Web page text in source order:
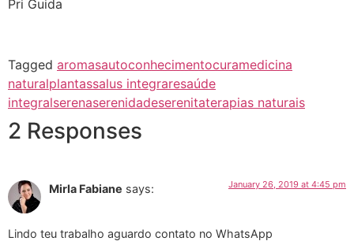
Pri Guida
Tagged aromasautoconhecimentocuramedicina
naturalplantassalus integraresaúde
integralserenaserenidadeserenitaterapias naturais
2 Responses
Mirla Fabiane says: January 26, 2019 at 4:45 pm
Lindo teu trabalho aguardo contato no WhatsApp